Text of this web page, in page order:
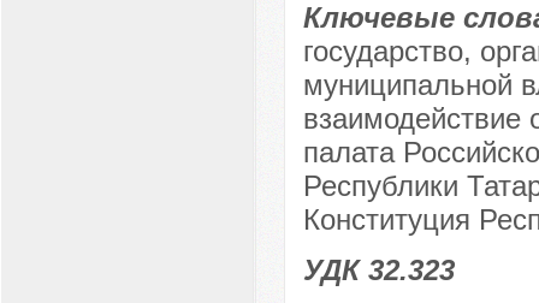
Ключевые
государство,
муниципальной
взаимодействие
палата
Республики
Конституция
УДК 32.323